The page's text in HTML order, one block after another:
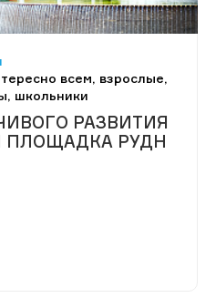
всем, взрослые,
школьники
РАЗВИТИЯ
ПЛОЩАДКА РУДН